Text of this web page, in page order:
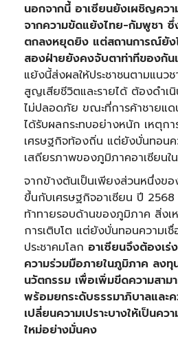
นอกจากนี้ อาเซียนยังเผชิญควา
จากความขัดแย้งไทย-กัมพูชา ซึ่
ตกลงหยุดยิง แต่สถานการณ์ยัง
สองฝ่ายยังคงจับตาท่าทีของกัน
แย้งนี้ส่งผลให้ประชาชนตามแน
สูญเสียชีวิตและรายได้ ต้องดำเ
ไม่ปลอดภัย ขณะที่การค้าชายแด
ได้รับผลกระทบอย่างหนัก เหตุก
เศรษฐกิจท้องถิ่น แต่ยังบั่นทอนค
เสถียรภาพของภูมิภาคอาเซียนใ
จากข้างต้นเป็นเพียงส่วนหนึ่งข
ขึ้นกับเศรษฐกิจอาเซียน ปี
ท้าทายรอบด้านของภูมิภาค สิ่งเ
การเติบโต แต่ยังบั่นทอนความเ
ประชาคมโลก อาเซียนจึงต้องเร่
ความร่วมมือภายในภูมิภาค ลงทุ
นวัตกรรม เพื่อเพิ่มขีดความสาม
พร้อมยกระดับธรรมาภิบาลและค
เปลี่ยนความเปราะบางให้เป็นค
ใหม่อย่างมั่นคง